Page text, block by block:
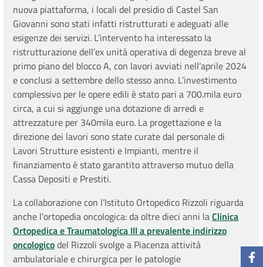
nuova piattaforma, i locali del presidio di Castel San
Giovanni sono stati infatti ristrutturati e adeguati alle
esigenze dei servizi. L’intervento ha interessato la
ristrutturazione dell’ex unità operativa di degenza breve al
primo piano del blocco A, con lavori avviati nell’aprile 2024
e conclusi a settembre dello stesso anno. L’investimento
complessivo per le opere edili è stato pari a 700.mila euro
circa, a cui si aggiunge una dotazione di arredi e
attrezzature per 340mila euro. La progettazione e la
direzione dei lavori sono state curate dal personale di
Lavori Strutture esistenti e Impianti, mentre il
finanziamento è stato garantito attraverso mutuo della
Cassa Depositi e Prestiti.
La collaborazione con l’Istituto Ortopedico Rizzoli riguarda
anche l’ortopedia oncologica: da oltre dieci anni laClinica
Ortopedica e Traumatologica III a prevalente indirizzo
oncologicodel Rizzoli svolge a Piacenza attività
ambulatoriale e chirurgica per le patologie